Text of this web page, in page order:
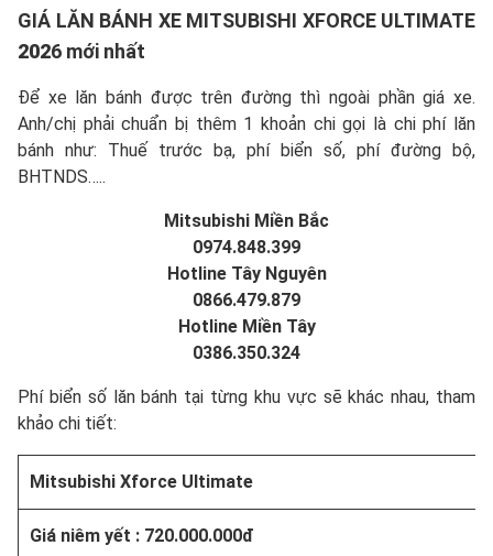
GIÁ LĂN BÁNH XE MITSUBISHI XFORCE ULTIMATE
2026 mới nhất
Để xe lăn bánh được trên đường thì ngoài phần giá xe.
Anh/chị phải chuẩn bị thêm 1 khoản chi gọi là chi phí lăn
bánh như: Thuế trước bạ, phí biển số, phí đường bộ,
BHTNDS…..
Mitsubishi Miền Bắc
0974.848.399
Hotline Tây Nguyên
0866.479.879
Hotline Miền Tây
0386.350.324
Phí biển số lăn bánh tại từng khu vực sẽ khác nhau, tham
khảo chi tiết:
Mitsubishi Xforce Ultimate
Giá niêm yết : 720.000.000đ